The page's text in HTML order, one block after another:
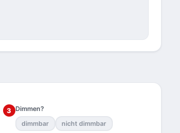
3 Dimmen?
dimmbar
nicht dimmbar